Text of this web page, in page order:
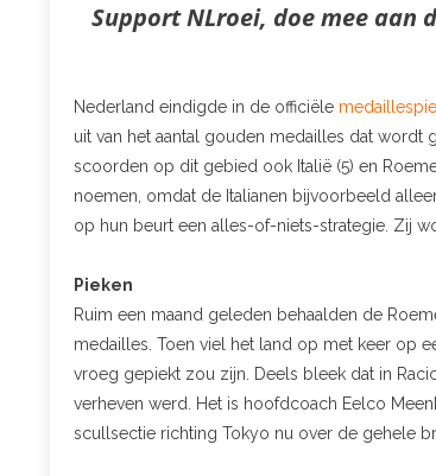
Support NLroei, doe mee aan
Nederland eindigde in de officiële
uit van het aantal gouden medailles dat wordt
scoorden op dit gebied ook Italië (5) en
noemen, omdat de Italianen bijvoorbeeld
op hun beurt een alles-of-niets-strategie. Zij
Pieken
Ruim een maand geleden behaalden de
medailles. Toen viel het land op met keer op
vroeg gepiekt zou zijn. Deels bleek dat in
verheven werd. Het is hoofdcoach Eelco
scullsectie richting Tokyo nu over de gehele